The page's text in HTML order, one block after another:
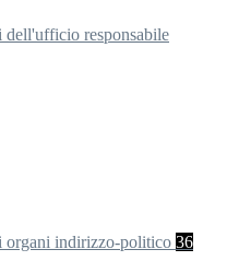
dell'ufficio responsabile
organi indirizzo-politico 36